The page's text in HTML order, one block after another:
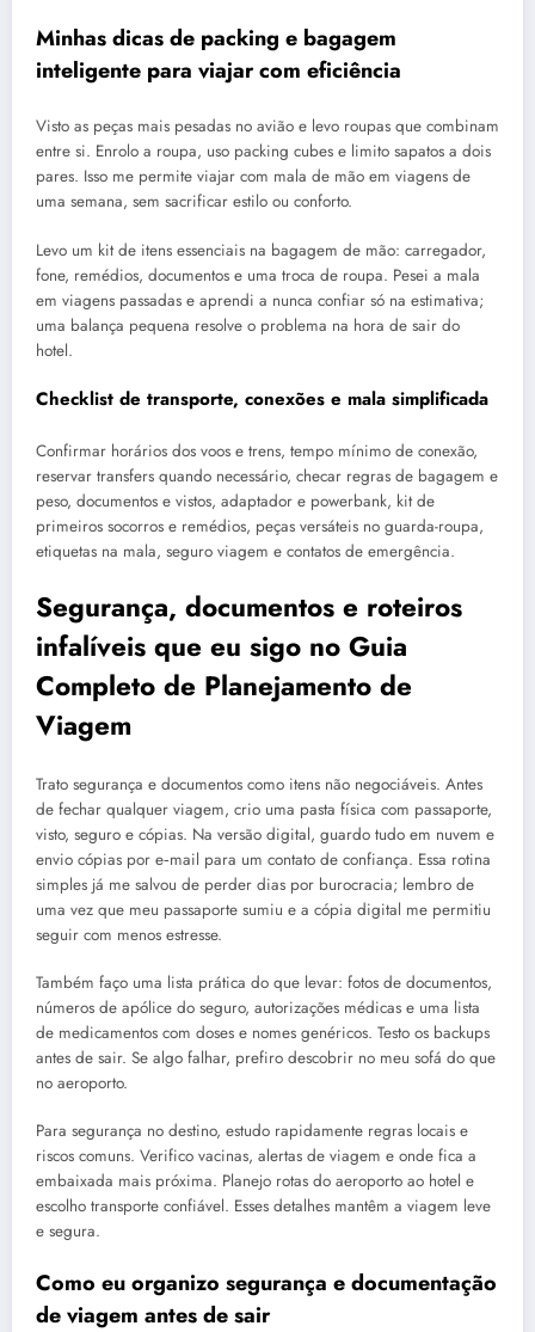
Minhas dicas de packing e bagagem
inteligente para viajar com eficiência
Visto as peças mais pesadas no avião e levo roupas que combinam
entre si. Enrolo a roupa, uso packing cubes e limito sapatos a dois
pares. Isso me permite viajar com mala de mão em viagens de
uma semana, sem sacrificar estilo ou conforto.
Levo um kit de itens essenciais na bagagem de mão: carregador,
fone, remédios, documentos e uma troca de roupa. Pesei a mala
em viagens passadas e aprendi a nunca confiar só na estimativa;
uma balança pequena resolve o problema na hora de sair do
hotel.
Checklist de transporte, conexões e mala simplificada
Confirmar horários dos voos e trens, tempo mínimo de conexão,
reservar transfers quando necessário, checar regras de bagagem e
peso, documentos e vistos, adaptador e powerbank, kit de
primeiros socorros e remédios, peças versáteis no guarda-roupa,
etiquetas na mala, seguro viagem e contatos de emergência.
Segurança, documentos e roteiros
infalíveis que eu sigo no Guia
Completo de Planejamento de
Viagem
Trato segurança e documentos como itens não negociáveis. Antes
de fechar qualquer viagem, crio uma pasta física com passaporte,
visto, seguro e cópias. Na versão digital, guardo tudo em nuvem e
envio cópias por e‑mail para um contato de confiança. Essa rotina
simples já me salvou de perder dias por burocracia; lembro de
uma vez que meu passaporte sumiu e a cópia digital me permitiu
seguir com menos estresse.
Também faço uma lista prática do que levar: fotos de documentos,
números de apólice do seguro, autorizações médicas e uma lista
de medicamentos com doses e nomes genéricos. Testo os backups
antes de sair. Se algo falhar, prefiro descobrir no meu sofá do que
no aeroporto.
Para segurança no destino, estudo rapidamente regras locais e
riscos comuns. Verifico vacinas, alertas de viagem e onde fica a
embaixada mais próxima. Planejo rotas do aeroporto ao hotel e
escolho transporte confiável. Esses detalhes mantêm a viagem leve
e segura.
Como eu organizo segurança e documentação
de viagem antes de sair